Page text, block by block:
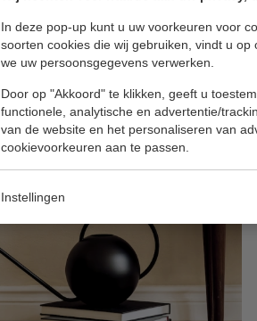
In deze pop-up kunt u uw voorkeuren voor
soorten cookies die wij gebruiken, vindt u op
we uw persoonsgegevens verwerken.
Door op "Akkoord" te klikken, geeft u
functionele, analytische en advertentie/
van de website en het personaliseren van
cookievoorkeuren aan te passen.
Instellingen